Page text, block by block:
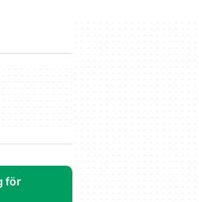
för